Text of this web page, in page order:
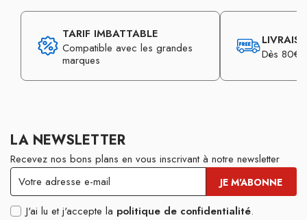
TARIF IMBATTABLE
Compatible avec les grandes
marques
Dès 80€
LA NEWSLETTER
Recevez nos bons plans en vous inscrivant à notre newsletter
J'ai lu et j'accepte la politique de confidentialité.